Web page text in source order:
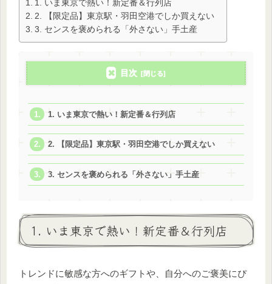
1. いま東京で熱い！新定番＆行列店
2. 【限定品】東京駅・羽田空港でしか買えない
3. センスを褒められる「外さない」手土産
目次
1. いま東京で熱い！新定番＆行列店
2. 【限定品】東京駅・羽田空港でしか買えない
3. センスを褒められる「外さない」手土産
1. いま東京で熱い！新定番＆行列店
トレンドに敏感な方へのギフトや、自分へのご褒美にぴ